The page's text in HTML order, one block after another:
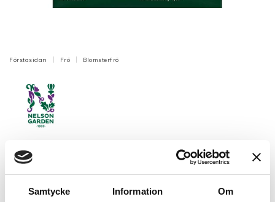
Samtycke Information Om
Förstasidan Frö Blomsterfrö
Vallmo, Fjäder-, Lilac Pompom, v24
Fjädervallmo med fyllda blommor i ljust lila. Passar